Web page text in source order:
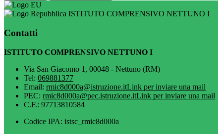
ISTITUTO COMPRENSIVO NETTUNO I
Contatti
ISTITUTO COMPRENSIVO NETTUNO I
Via San Giacomo 1, 00048 - Nettuno (RM)
Tel: 069881377
Email: rmic8d000a@istruzione.itLink per inviare una mail
PEC: rmic8d000a@pec.istruzione.itLink per inviare una mail
C.F.: 97713810584
Codice IPA: istsc_rmic8d000a